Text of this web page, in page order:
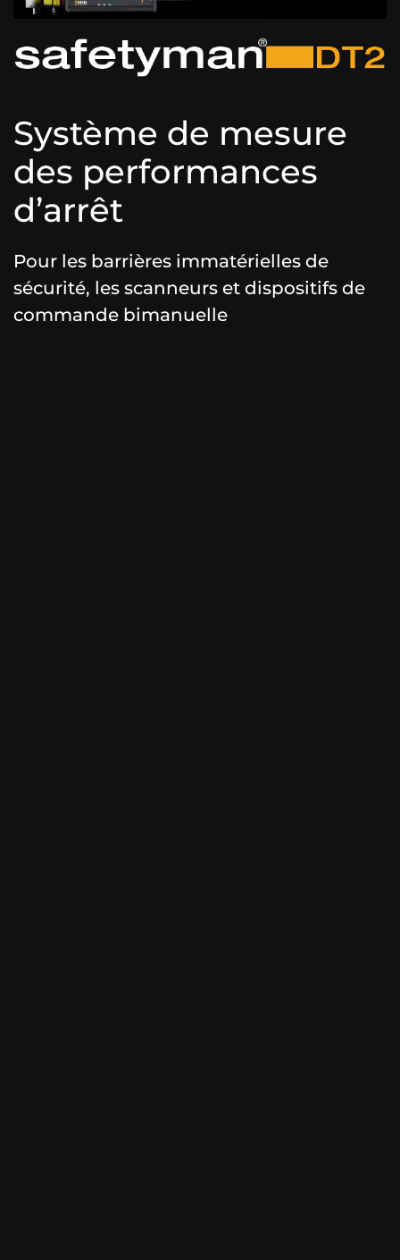
Système de mesure
des performances
d’arrêt
Pour les barrières immatérielles de
sécurité, les scanneurs et dispositifs de
commande bimanuelle